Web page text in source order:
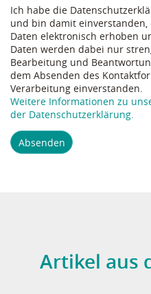
Ich habe die
und bin damit einverstanden,
Daten elektronisch erhoben
Daten werden dabei nur
Bearbeitung und
dem Absenden des
Verarbeitung einverstanden.
Weitere Informationen zu
der Datenschutzerklärung.
Absenden
Artikel aus